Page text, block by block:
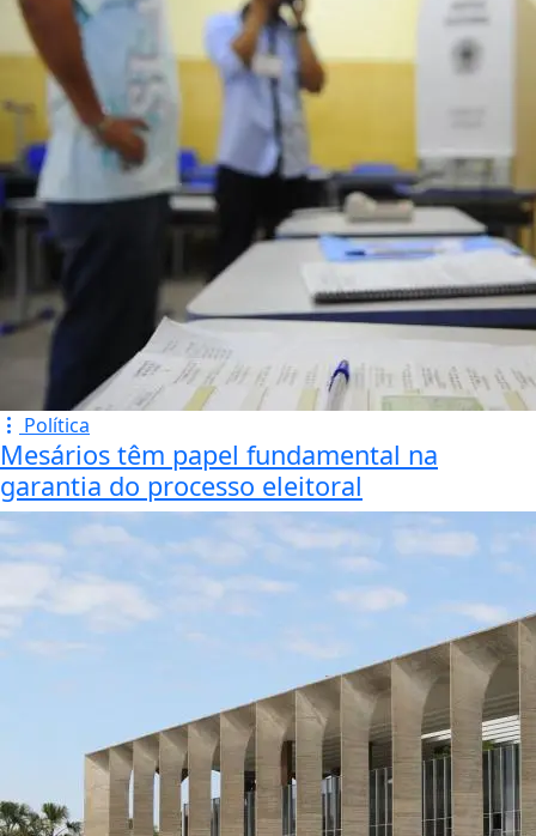
Política
Mesários têm papel fundamental na
garantia do processo eleitoral